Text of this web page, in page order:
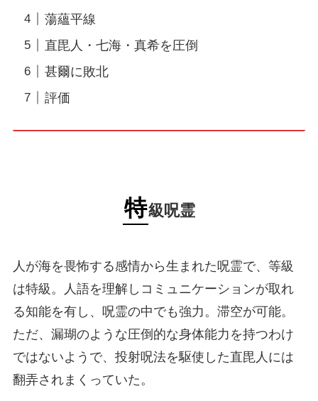
蕩蘊平線
直毘人・七海・真希を圧倒
甚爾に敗北
評価
特級呪霊
人が海を畏怖する感情から生まれた呪霊で、等級
は特級。人語を理解しコミュニケーションが取れ
る知能を有し、呪霊の中でも強力。滞空が可能。
ただ、漏瑚のような圧倒的な身体能力を持つわけ
ではないようで、投射呪法を駆使した直毘人には
翻弄されまくっていた。